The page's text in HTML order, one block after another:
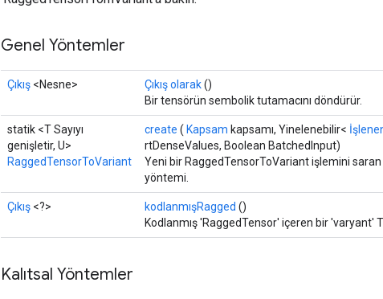
Genel Yöntemler
Çıkış <Nesne> Çıkış olarak()
Bir tensörün sembolik tutamacını döndürür.
statik <T Sayıyı
genişletir, U>
RaggedTensorToVariant
create ( Kapsam kapsamı, Yinelenebilir<
rtDenseValues, Boolean BatchedInput)
Yeni bir RaggedTensorToVariant işlemini
yöntemi.
Çıkış <?> kodlanmışRagged ()
Kodlanmış 'RaggedTensor' içeren bir 'varyant'
Kalıtsal Yöntemler